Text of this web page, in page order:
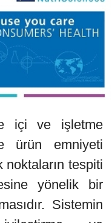
içi ve işletme
ürün emniyeti
noktaların tespiti
yönelik bir
Sistemin